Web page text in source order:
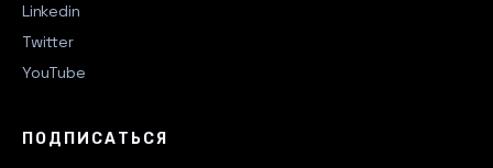
Linkedin
Twitter
YouTube
ПОДПИСАТЬСЯ